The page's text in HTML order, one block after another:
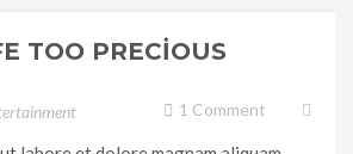
TOO PRECIOUS
1 Comment